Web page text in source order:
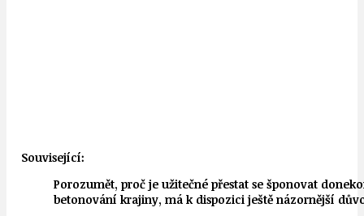
Související:
Porozumět, proč je užitečné přestat se šponovat
betonování krajiny, má k dispozici ještě názornější